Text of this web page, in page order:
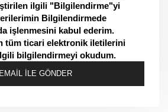
ilgili "Bilgilendirme"yi
Bilgilendirmede
işlenmesini kabul ederim.
tüm ticari elektronik iletilerini
bilgilendirmeyi okudum.
EMAİL İLE GÖNDER